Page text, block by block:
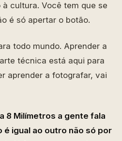
cultura. Você tem que se
é só apertar o botão.
todo mundo. Aprender a
técnica está aqui para
aprender a fotografar, vai
8 Milímetros a gente fala
é igual ao outro não só por